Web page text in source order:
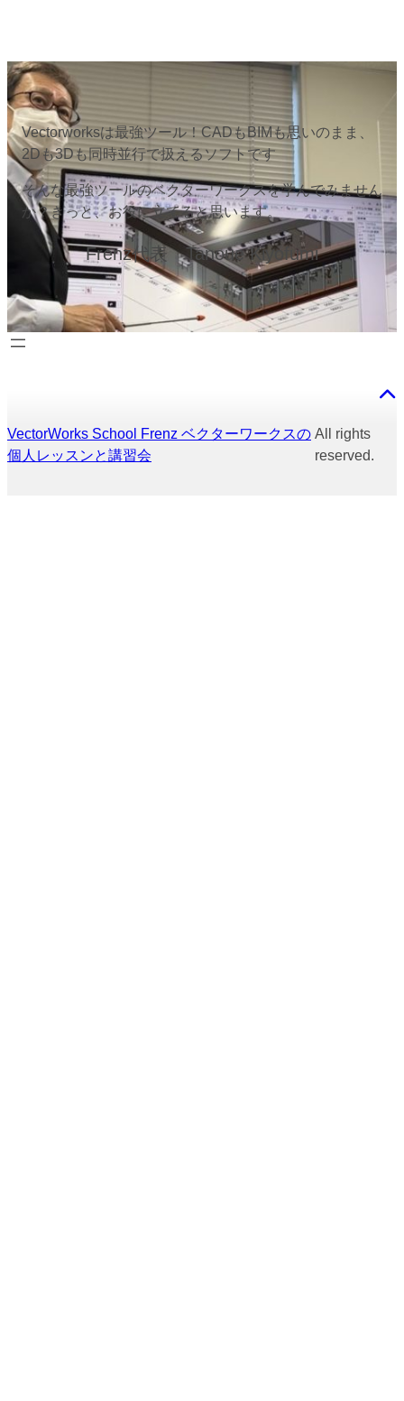
Vectorworksは最強ツール！CADもBIMも思いのまま、
2Dも3Dも同時並行で扱えるソフトです
そんな最強ツールのベクターワークスを学んでみません
か？きっと、お役に立てると思います。
Frenz代表 Tanoue Kiyofumi
VectorWorks School Frenz ベクターワークスの
個人レッスンと講習会
All rights
reserved.